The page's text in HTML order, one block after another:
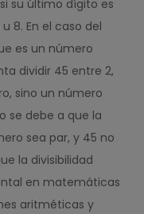
su último dígito es
8. En el caso del
es un número
dividir 45 entre 2,
sino un número
se debe a que la
sea par, y 45 no
la divisibilidad
en matemáticas
aritméticas y